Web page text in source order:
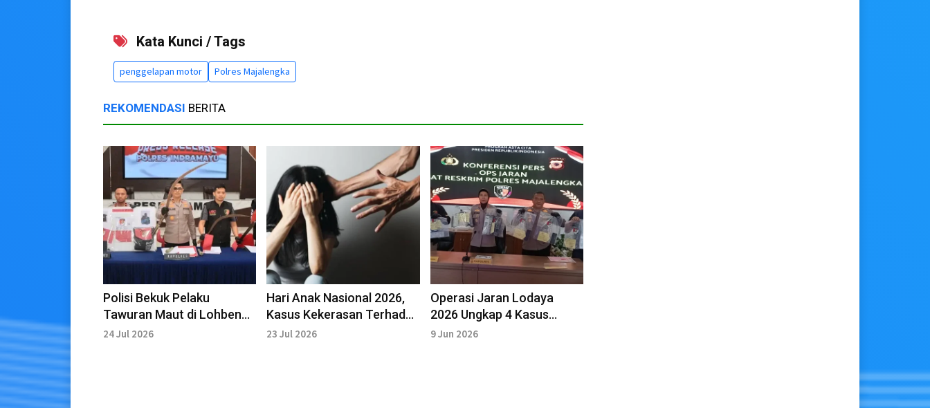
Kata Kunci / Tags
penggelapan motor Polres Majalengka
REKOMENDASI BERITA
Polisi Bekuk Pelaku
Tawuran Maut di Lohbener
Indramayu
24 Jul 2026
Hari Anak Nasional 2026,
Kasus Kekerasan Terhadap
Anak di Majalengka
23 Jul 2026
Operasi Jaran Lodaya
2026 Ungkap 4 Kasus
Kendaraan Bermotor di
9 Jun 2026